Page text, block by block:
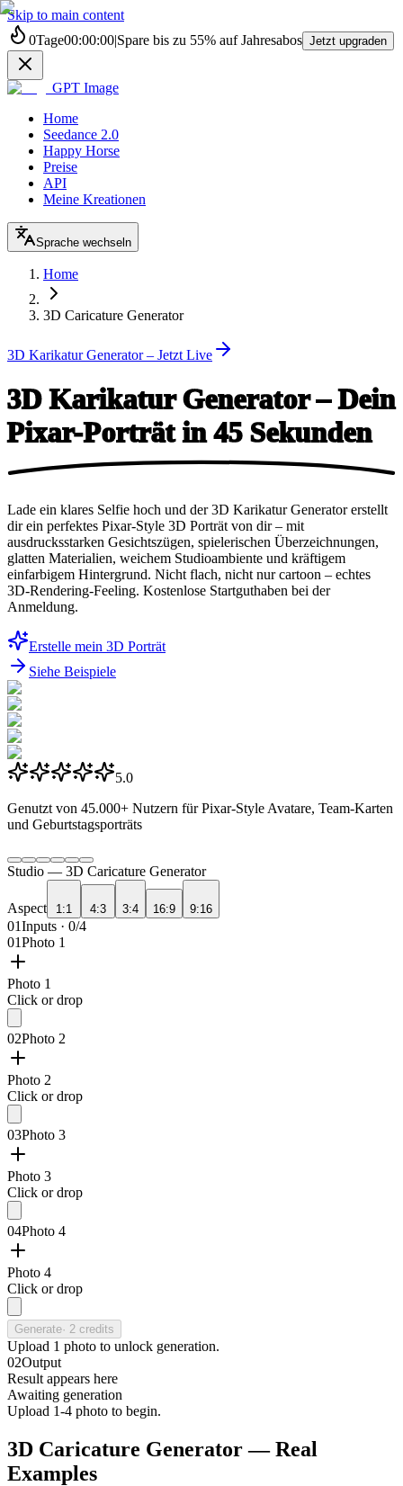
Skip to main content
0Tage00:00:00|Spare bis zu 55% auf Jahresabos Jetzt upgraden
GPT Image
Home
Seedance 2.0
Happy Horse
Preise
API
Meine Kreationen
Sprache wechseln
Home
3D Caricature Generator
3D Karikatur Generator – Jetzt Live
3D Karikatur Generator – Dein
Pixar-Porträt in 45 Sekunden
Lade ein klares Selfie hoch und der 3D Karikatur Generator erstellt
dir ein perfektes Pixar-Style 3D Porträt von dir – mit
ausdrucksstarken Gesichtszügen, spielerischen Überzeichnungen,
glatten Materialien, weichem Studioambiente und kräftigem
einfarbigem Hintergrund. Nicht flach, nicht nur cartoon – echtes
3D-Rendering-Feeling. Kostenlose Startguthaben bei der
Anmeldung.
Erstelle mein 3D Porträt
Siehe Beispiele
5.0
Genutzt von 45.000+ Nutzern für Pixar-Style Avatare, Team-Karten
und Geburtstagsporträts
Studio — 3D Caricature Generator
Aspect 1:1 4:3 3:4 16:9 9:16
01Inputs · 0/4
01Photo 1
Photo 1
Click or drop
02Photo 2
Photo 2
Click or drop
03Photo 3
Photo 3
Click or drop
04Photo 4
Photo 4
Click or drop
Generate· 2 credits
Upload 1 photo to unlock generation.
02Output
Result appears here
Awaiting generation
Upload 1-4 photo to begin.
3D Caricature Generator — Real
Examples